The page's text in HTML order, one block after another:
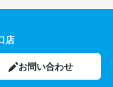
店
お問い合わせ